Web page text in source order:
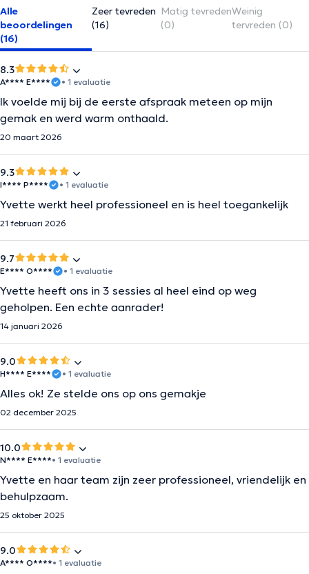
Alle
beoordelingen
(16)
Zeer tevreden
(16)
Matig tevreden
(0)
Weinig
tervreden (0)
8.3
A**** E**** • 1 evaluatie
Ik voelde mij bij de eerste afspraak meteen op mijn
gemak en werd warm onthaald.
20 maart 2026
9.3
I**** P**** • 1 evaluatie
Yvette werkt heel professioneel en is heel toegankelijk
21 februari 2026
9.7
E**** O**** • 1 evaluatie
Yvette heeft ons in 3 sessies al heel eind op weg
geholpen. Een echte aanrader!
14 januari 2026
9.0
H**** E**** • 1 evaluatie
Alles ok! Ze stelde ons op ons gemakje
02 december 2025
10.0
N**** E****• 1 evaluatie
Yvette en haar team zijn zeer professioneel, vriendelijk en
behulpzaam.
25 oktober 2025
9.0
A**** O****• 1 evaluatie